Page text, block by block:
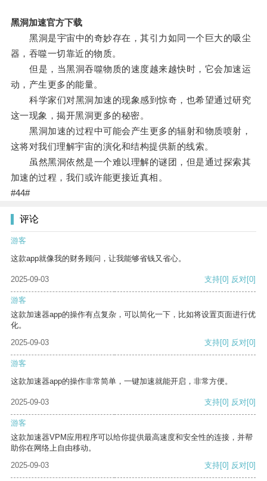
黑洞加速官方下载
黑洞是宇宙中的奇妙存在，其引力如同一个巨大的吸尘
器，吞噬一切靠近的物质。
但是，当黑洞吞噬物质的速度越来越快时，它会加速运
动，产生更多的能量。
科学家们对黑洞加速的现象感到惊奇，也希望通过研究
这一现象，揭开黑洞更多的秘密。
黑洞加速的过程中可能会产生更多的辐射和物质喷射，
这将对我们理解宇宙的演化和结构提供新的线索。
虽然黑洞依然是一个难以理解的谜团，但是通过探索其
加速的过程，我们或许能更接近真相。
#44#
评论
游客
这款app就像我的财务顾问，让我能够省钱又省心。
2025-09-03 支持[0] 反对[0]
游客
这款加速器app的操作有点复杂，可以简化一下，比如将设置页面进行优
化。
2025-09-03
支持[0] 反对[0]
游客
这款加速器app的操作非常简单，一键加速就能开启，非常方便。
2025-09-03 支持[0] 反对[0]
游客
这款加速器VPM应用程序可以给你提供最高速度和安全性的连接，并帮
助你在网络上自由移动。
2025-09-03
支持[0] 反对[0]